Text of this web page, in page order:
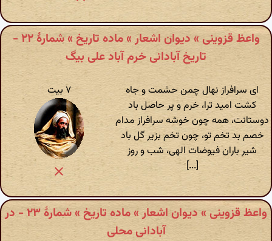
واعظ قزوینی » دیوان اشعار » ماده تاریخ » شمارهٔ ۲۲ -
تاریخ آبادانی خرم آباد علی بیگ
ای سرافراز نهال چمن حشمت و جاه
کشت امید ترا، خرم و پر حاصل باد
دوستانت، همه چون خوشه سرافراز مدام
خصم بد تخم تو، چون تخم بزیر گل باد
شیر باران فیوضات الهی، شب و روز
[...]
۷ بیت
واعظ قزوینی » دیوان اشعار » ماده تاریخ » شمارهٔ ۲۳ - در
آبادانی محلی